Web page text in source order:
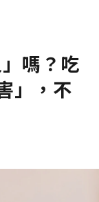
嗎？吃
」，不